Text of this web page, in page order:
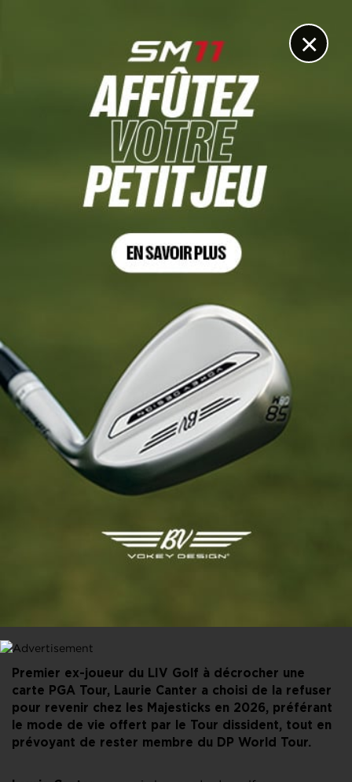
×
Premier ex-joueur du LIV Golf à décrocher une
carte PGA Tour, Laurie Canter a choisi de la refuser
pour revenir chez les Majesticks en 2026, préférant
le mode de vie offert par le Tour dissident, tout en
prévoyant de rester membre du DP World Tour.